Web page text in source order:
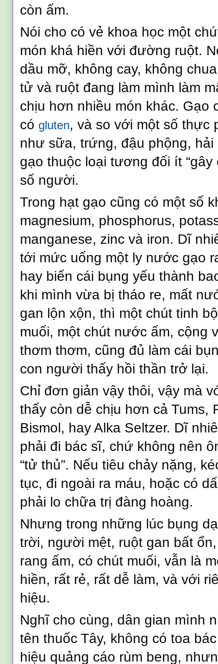
còn ấm.
Nói cho có vẻ khoa học một
món khá hiền với đường ruột.
dầu mỡ, không cay, không
tử và ruột đang làm mình làm
chịu hơn nhiều món khác. Gạo
có gluten, và so với một số thực
như sữa, trứng, đậu phộng,
gạo thuộc loại tương đối ít “gây
số người.
Trong hạt gạo cũng có một số
magnesium, phosphorus,
manganese, zinc và iron. Dĩ
tới mức uống một ly nước gạo
hay biến cái bụng yếu thành
khi mình vừa bị tháo re, mất
gan lộn xộn, thì một chút tinh
muối, một chút nước ấm, cộng
thơm thơm, cũng đủ làm cái
con người thấy hồi thần trở lại.
Chỉ đơn giản vậy thôi, vậy mà
thấy còn dễ chịu hơn cả Tums,
Bismol, hay Alka Seltzer. Dĩ
phải đi bác sĩ, chứ không nên
“tử thủ”. Nếu tiêu chảy nặng,
tục, đi ngoài ra máu, hoặc có
phải lo chữa trị đàng hoàng.
Nhưng trong những lúc bụng
trời, người mệt, ruột gan bất
rang ấm, có chút muối, vẫn là
hiền, rất rẻ, rất dễ làm, và với
hiệu.
Nghĩ cho cùng, dân gian mình
tên thuốc Tây, không có toa
hiệu quảng cáo rùm beng,